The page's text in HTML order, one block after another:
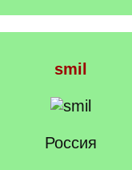
smil
Россия